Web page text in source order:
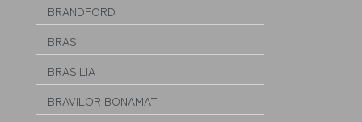
BRANDFORD
BRAS
BRASILIA
BRAVILOR BONAMAT